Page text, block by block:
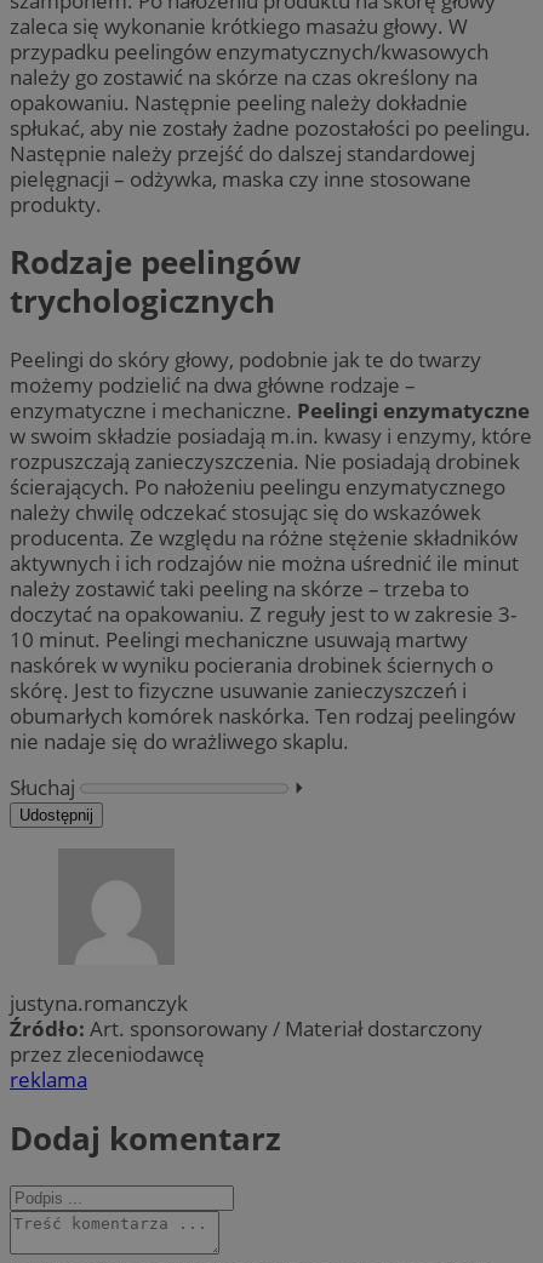
zaleca się wykonanie krótkiego masażu głowy. W
przypadku peelingów enzymatycznych/kwasowych
należy go zostawić na skórze na czas określony na
opakowaniu. Następnie peeling należy dokładnie
spłukać, aby nie zostały żadne pozostałości po peelingu.
Następnie należy przejść do dalszej standardowej
pielęgnacji – odżywka, maska czy inne stosowane
produkty.
Rodzaje peelingów
trychologicznych
Peelingi do skóry głowy, podobnie jak te do twarzy
możemy podzielić na dwa główne rodzaje –
enzymatyczne i mechaniczne. Peelingi enzymatyczne
w swoim składzie posiadają m.in. kwasy i enzymy, które
rozpuszczają zanieczyszczenia. Nie posiadają drobinek
ścierających. Po nałożeniu peelingu enzymatycznego
należy chwilę odczekać stosując się do wskazówek
producenta. Ze względu na różne stężenie składników
aktywnych i ich rodzajów nie można uśrednić ile minut
należy zostawić taki peeling na skórze – trzeba to
doczytać na opakowaniu. Z reguły jest to w zakresie 3-
10 minut. Peelingi mechaniczne usuwają martwy
naskórek w wyniku pocierania drobinek ściernych o
skórę. Jest to fizyczne usuwanie zanieczyszczeń i
obumarłych komórek naskórka. Ten rodzaj peelingów
nie nadaje się do wrażliwego skaplu.
Słuchaj
⏵︎
Udostępnij
justyna.romanczyk
Źródło: Art. sponsorowany / Materiał dostarczony
przez zleceniodawcę
reklama
Dodaj komentarz